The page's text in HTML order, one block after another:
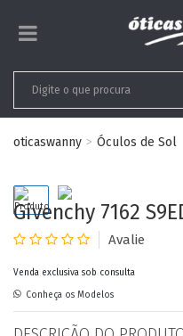
oticaswanny Óculos de Sol
Givenchy 7162
Venda exclusiva sob consulta
Conheça os Modelos